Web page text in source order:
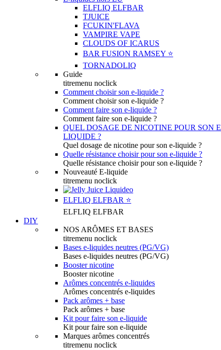
ELFLIQ ELFBAR
TJUICE
FCUKIN'FLAVA
VAMPIRE VAPE
CLOUDS OF ICARUS
BAR FUSION RAMSEY ⭐️
TORNADOLIQ
Guide
titremenu noclick
Comment choisir son e-liquide ?
Comment choisir son e-liquide ?
Comment faire son e-liquide ?
Comment faire son e-liquide ?
QUEL DOSAGE DE NICOTINE POUR SON
LIQUIDE ?
Quel dosage de nicotine pour son e-liquide ?
Quelle résistance choisir pour son e-liquide ?
Quelle résistance choisir pour son e-liquide ?
Nouveauté E-liquide
titremenu noclick
ELFLIQ ELFBAR ⭐️
ELFLIQ ELFBAR
DIY
NOS ARÔMES ET BASES
titremenu noclick
Bases e-liquides neutres (PG/VG)
Bases e-liquides neutres (PG/VG)
Booster nicotine
Booster nicotine
Arômes concentrés e-liquides
Arômes concentrés e-liquides
Pack arômes + base
Pack arômes + base
Kit pour faire son e-liquide
Kit pour faire son e-liquide
Marques arômes concentrés
titremenu noclick